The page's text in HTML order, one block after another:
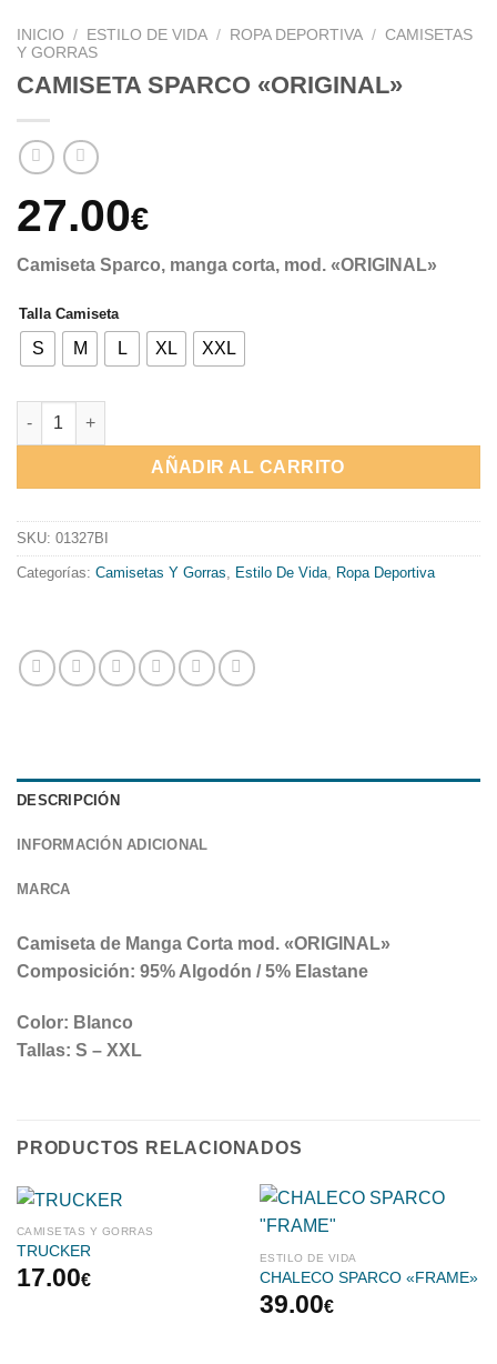
INICIO / ESTILO DE VIDA / ROPA DEPORTIVA / CAMISETAS
Y GORRAS
CAMISETA SPARCO «ORIGINAL»
27.00€
Camiseta Sparco, manga corta, mod. «ORIGINAL»
Talla Camiseta
S M L XL XXL
CAMISETA SPARCO "ORIGINAL" cantidad
AÑADIR AL CARRITO
SKU: 01327BI
Categorías: Camisetas Y Gorras Estilo De Vida Ropa Deportiva
DESCRIPCIÓN
INFORMACIÓN ADICIONAL
MARCA
Camiseta de Manga Corta mod. «ORIGINAL»
Composición: 95% Algodón / 5% Elastane
Color: Blanco
Tallas: S – XXL
PRODUCTOS RELACIONADOS
CAMISETAS Y GORRAS
TRUCKER
17.00€
ESTILO DE VIDA
CHALECO SPARCO «FRAME»
39.00€